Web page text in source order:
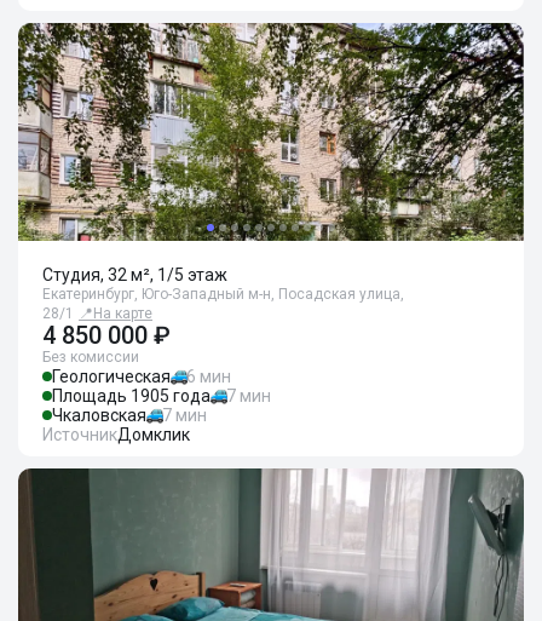
Студия, 32 м², 1/5 этаж
Екатеринбург, Юго-Западный м-н, Посадская улица,
28/1
📍 На карте
4 850 000 ₽
Без комиссии
Геологическая
6 мин
Площадь 1905 года
7 мин
Чкаловская
7 мин
ИсточникДомклик